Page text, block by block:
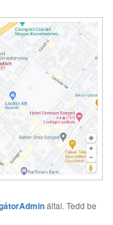
által. Tedd be